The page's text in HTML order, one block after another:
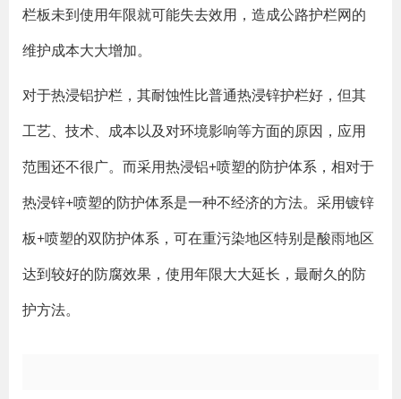
栏板未到使用年限就可能失去效用，造成公路护栏网的
维护成本大大增加。
对于热浸铝护栏，其耐蚀性比普通热浸锌护栏好，但其
工艺、技术、成本以及对环境影响等方面的原因，应用
范围还不很广。而采用热浸铝+喷塑的防护体系，相对于
热浸锌+喷塑的防护体系是一种不经济的方法。采用镀锌
板+喷塑的双防护体系，可在重污染地区特别是酸雨地区
达到较好的防腐效果，使用年限大大延长，最耐久的防
护方法。